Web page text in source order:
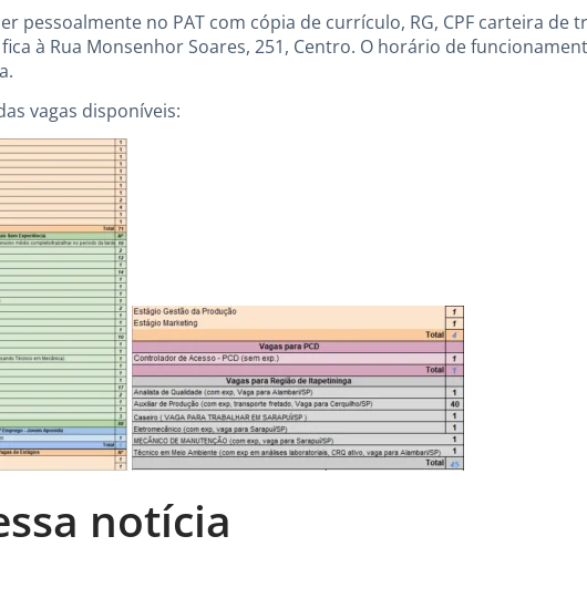
pessoalmente no PAT com cópia de currículo, RG, CPF carteira de
à Rua Monsenhor Soares, 251, Centro. O horário de
vagas disponíveis:
notícia